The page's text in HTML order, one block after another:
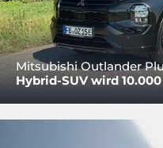
Mitsubishi Outlander
Hybrid-SUV wird